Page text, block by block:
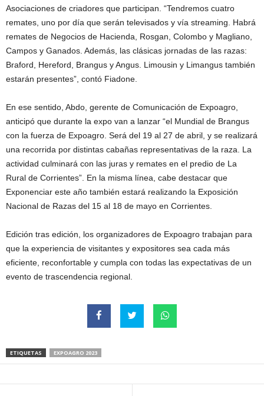
Asociaciones de criadores que participan. “Tendremos cuatro
remates, uno por día que serán televisados y vía streaming. Habrá
remates de Negocios de Hacienda, Rosgan, Colombo y Magliano,
Campos y Ganados. Además, las clásicas jornadas de las razas:
Braford, Hereford, Brangus y Angus. Limousin y Limangus también
estarán presentes”, contó Fiadone.
En ese sentido, Abdo, gerente de Comunicación de Expoagro,
anticipó que durante la expo van a lanzar “el Mundial de Brangus
con la fuerza de Expoagro. Será del 19 al 27 de abril, y se realizará
una recorrida por distintas cabañas representativas de la raza. La
actividad culminará con las juras y remates en el predio de La
Rural de Corrientes”. En la misma línea, cabe destacar que
Exponenciar este año también estará realizando la Exposición
Nacional de Razas del 15 al 18 de mayo en Corrientes.
Edición tras edición, los organizadores de Expoagro trabajan para
que la experiencia de visitantes y expositores sea cada más
eficiente, reconfortable y cumpla con todas las expectativas de un
evento de trascendencia regional.
ETIQUETAS EXPOAGRO 2023